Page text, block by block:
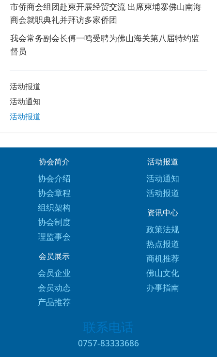
市侨商会组团赴柬开展经贸交流 出席柬埔寨佛山南海
商会就职典礼并拜访多家侨团
我会常务副会长傅一鸣受聘为佛山海关第八届特约监
督员
活动报道
活动通知
活动报道
协会简介
协会介绍
协会章程
组织架构
协会制度
理监事会
活动报道
活动通知
活动报道
资讯中心
政策法规
热点报道
商机推荐
佛山文化
办事指南
会员展示
会员企业
会员动态
产品推荐
联系电话
0757-83333686